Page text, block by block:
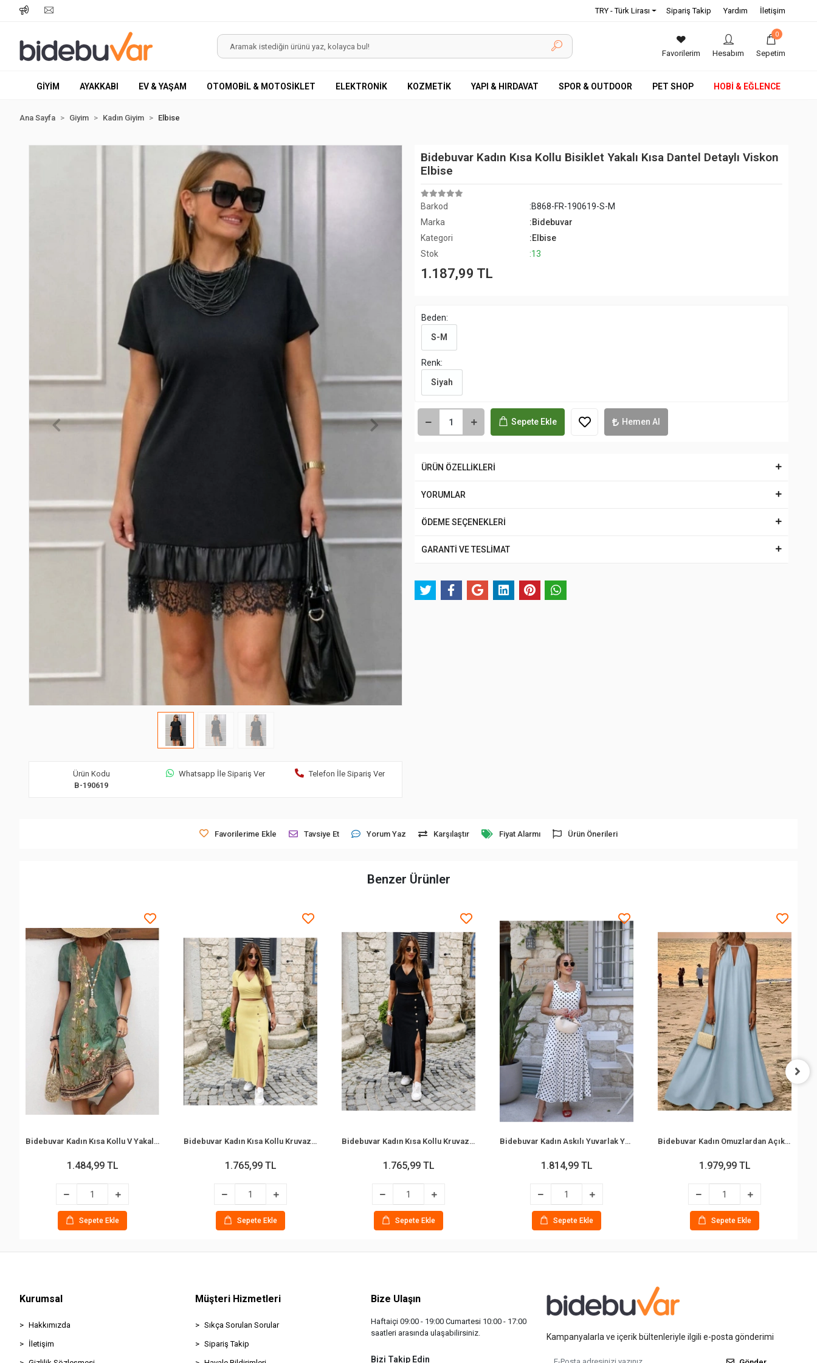
TRY - Türk Lirası Sipariş Takip Yardım İletişim
Favorilerim Hesabım
0
Sepetim
GİYİM AYAKKABI EV & YAŞAM OTOMOBİL & MOTOSİKLET ELEKTRONİK KOZMETİK YAPI & HIRDAVAT SPOR & OUTDOOR PET SHOP HOBİ & EĞLENCE
Ana Sayfa Giyim Kadın Giyim Elbise
Ürün Kodu
B-190619
Whatsapp İle Sipariş Ver Telefon İle Sipariş Ver
Bidebuvar Kadın Kısa Kollu Bisiklet Yakalı Kısa Dantel Detaylı Viskon
Elbise
Barkod
:B868-FR-190619-S-M
Marka
:Bidebuvar
Kategori
:Elbise
Stok
:13
1.187,99 TL
Beden:
S-M
Renk:
Siyah
Sepete Ekle Hemen Al
ÜRÜN ÖZELLİKLERİ
YORUMLAR
ÖDEME SEÇENEKLERİ
GARANTİ VE TESLİMAT
Favorilerime Ekle Tavsiye Et Yorum Yaz Karşılaştır Fiyat Alarmı Ürün Önerileri
Benzer Ürünler
Bidebuvar Kadın Kısa Kollu V Yakalı Desenli Süprem Elbise
1.484,99 TL
Sepete Ekle
Bidebuvar Kadın Kısa Kollu Kruvaze Yakalı Kısa Krop Ottoman Bluz Ve Midi Etek Ikili Takım
1.765,99 TL
Sepete Ekle
Bidebuvar Kadın Kısa Kollu Kruvaze Yakalı Kısa Krop Ottoman Bluz Ve Midi Etek Ikili Takım
1.765,99 TL
Sepete Ekle
Bidebuvar Kadın Askılı Yuvarlak Yakalı Uzun Süprem Elbise
1.814,99 TL
Sepete Ekle
Bidebuvar Kadın Omuzlardan Açık Boyundan Aksesuar Detaylı Kemersiz Uzun Viskon Elbise
1.979,99 TL
Sepete Ekle
Kurumsal
Hakkımızda
İletişim
Müşteri Hizmetleri
Sıkça Sorulan Sorular
Sipariş Takip
Bize Ulaşın
Haftaiçi 09:00 - 19:00 Cumartesi 10:00 - 17:00
saatleri arasında ulaşabilirsiniz.
Bizi Takip Edin
Kampanyalarla ve içerik bültenleriyle ilgili e-posta gönderimi